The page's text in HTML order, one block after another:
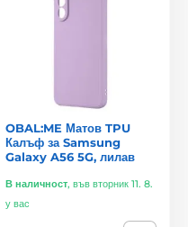
OBAL:ME Матов TPU
Калъф за Samsung
Galaxy A56 5G, лилав
В наличност, във вторник 11. 8.
у вас